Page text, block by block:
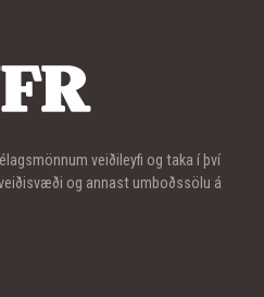
veiðileyfi og taka í því
og annast umboðssölu á